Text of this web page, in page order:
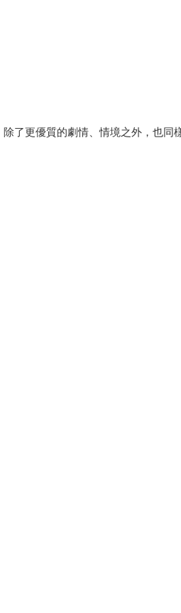
了更優質的劇情、情境之外，也同